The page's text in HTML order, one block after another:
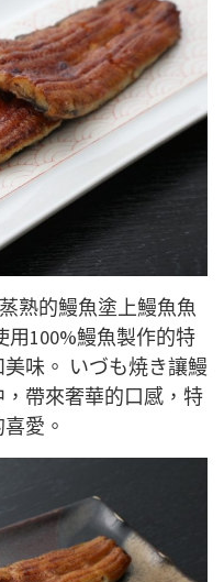
熟的鰻魚塗上鰻魚魚
100%鰻魚製作的特
味。 いづも焼き讓鰻
帶來奢華的口感，特
愛。